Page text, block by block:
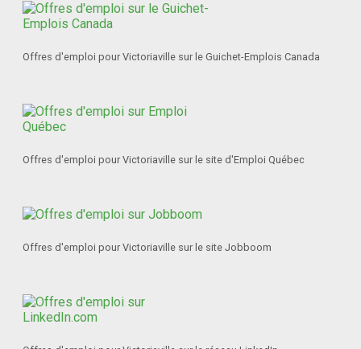
Offres d'emploi pour Victoriaville sur le Guichet-Emplois Canada
Offres d'emploi pour Victoriaville sur le site d'Emploi Québec
Offres d'emploi pour Victoriaville sur le site Jobboom